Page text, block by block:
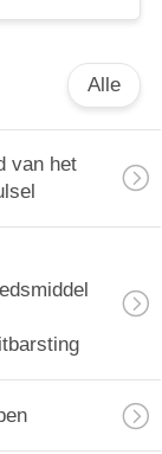
Alle
van het